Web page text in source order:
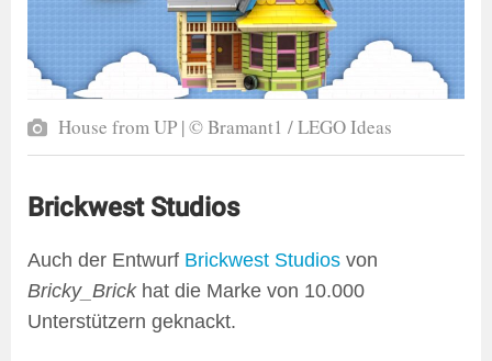
House from UP | © Bramant1 / LEGO Ideas
Brickwest Studios
Auch der Entwurf Brickwest Studios von
Bricky_Brickhat die Marke von 10.000
Unterstützern geknackt.